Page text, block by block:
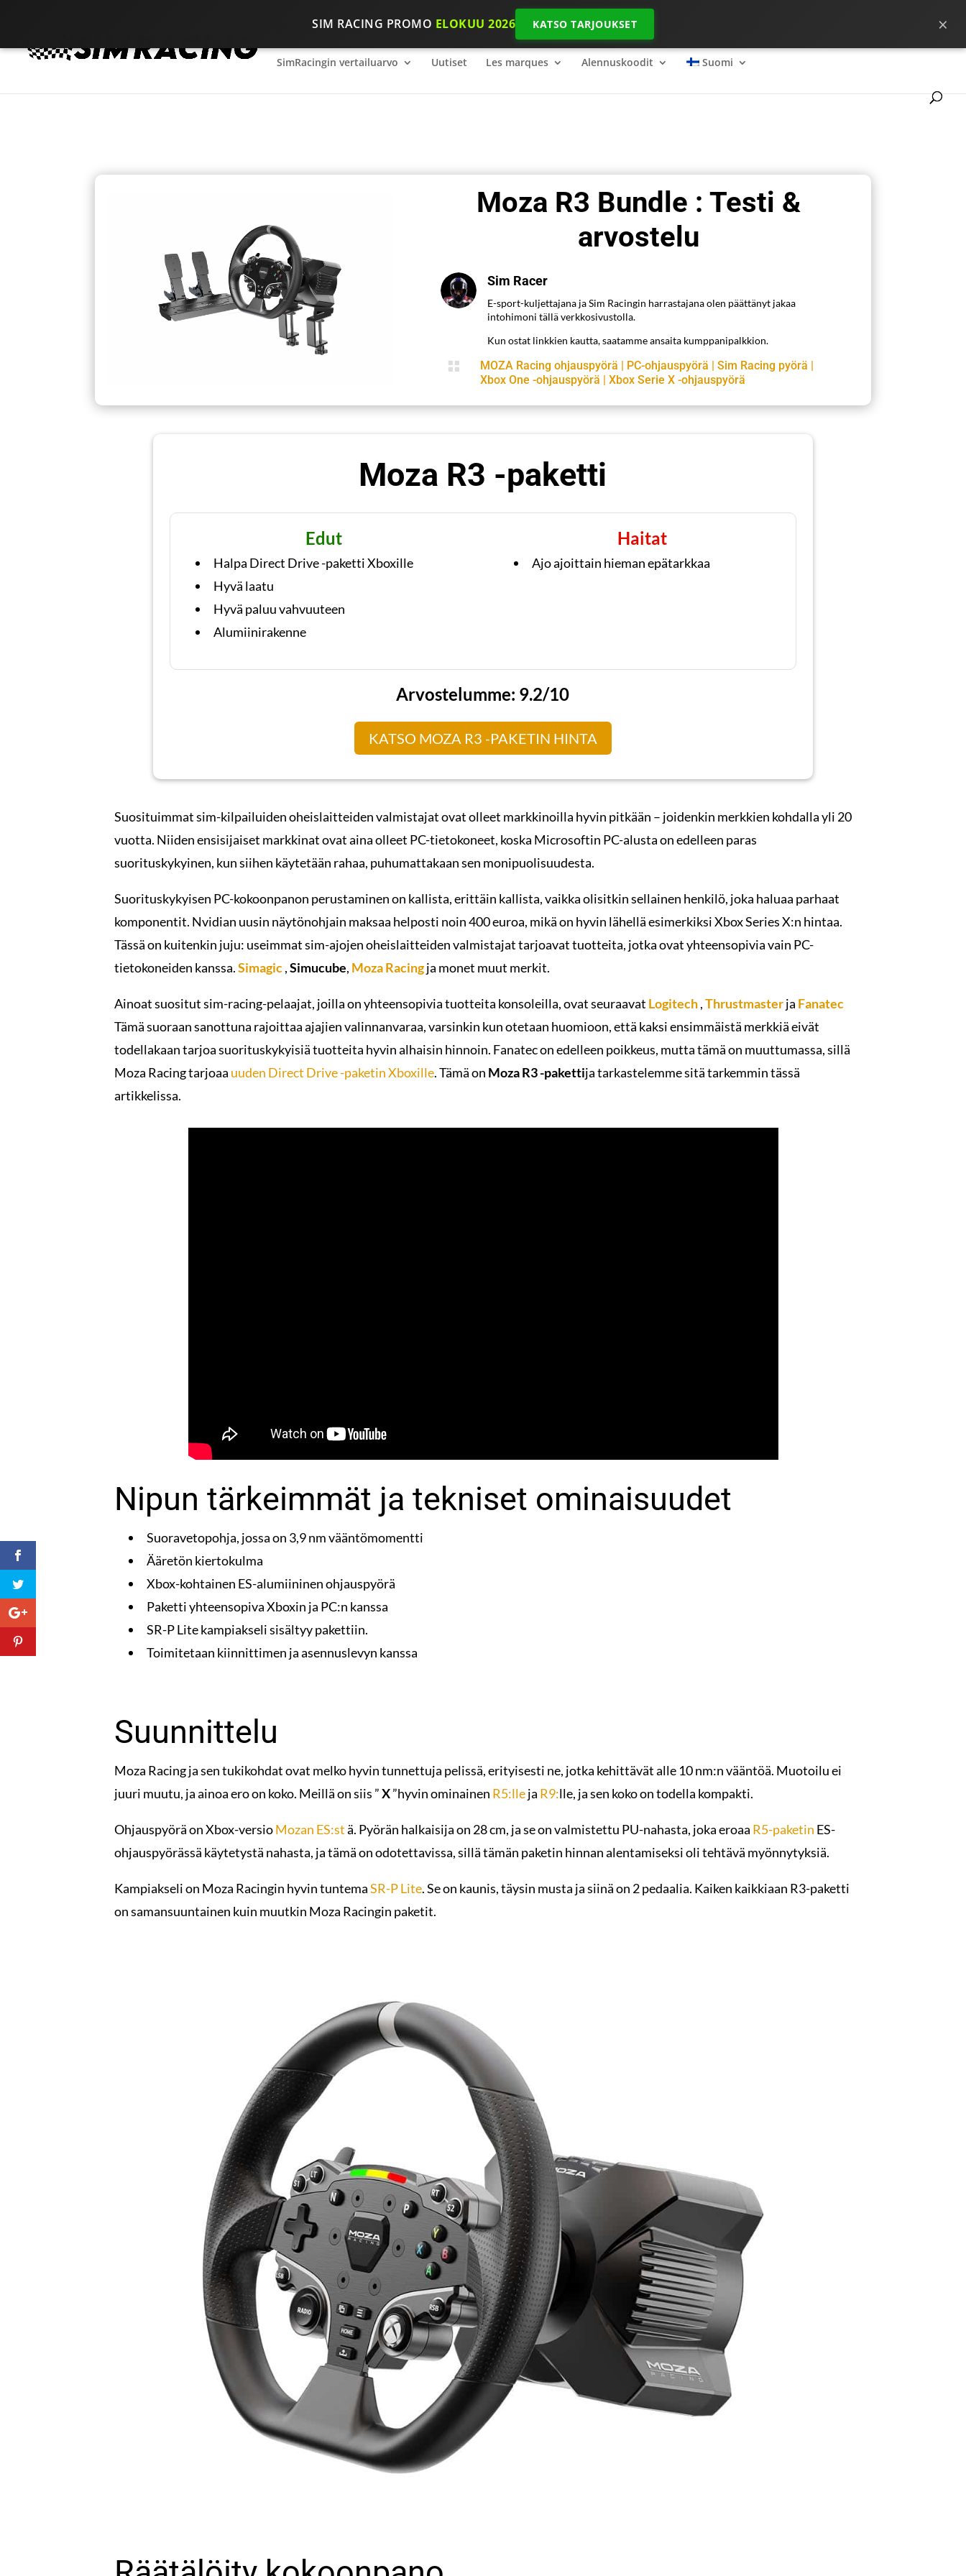
SIM RACING PROMO ELOKUU 2026 KATSO TARJOUKSET ×
SimRacingin vertailuarvo 2026 SimRacing: Mitä varusteita tarvitset, jotta pääset hyvään alkuun ?
SimRacingin vertailuarvo Uutiset Les marques Alennuskoodit Suomi
Moza R3 Bundle : Testi &
arvostelu
Sim Racer
E-sport-kuljettajana ja Sim Racingin harrastajana olen päättänyt jakaa
intohimoni tällä verkkosivustolla.
Kun ostat linkkien kautta, saatamme ansaita kumppanipalkkion.
 MOZA Racing ohjauspyörä PC-ohjauspyörä |Sim Racing pyörä
Xbox One -ohjauspyörä |Xbox Serie X -ohjauspyörä
Moza R3 -paketti
Edut
Halpa Direct Drive -paketti Xboxille
Hyvä laatu
Hyvä paluu vahvuuteen
Alumiinirakenne
Haitat
Ajo ajoittain hieman epätarkkaa
Arvostelumme: 9.2/10
KATSO MOZA R3 -PAKETIN HINTA
Suosituimmat sim-kilpailuiden oheislaitteiden valmistajat ovat olleet markkinoilla hyvin pitkään – joidenkin merkkien kohdalla yli 20
vuotta. Niiden ensisijaiset markkinat ovat aina olleet PC-tietokoneet, koska Microsoftin PC-alusta on edelleen paras
suorituskykyinen, kun siihen käytetään rahaa, puhumattakaan sen monipuolisuudesta.
Suorituskykyisen PC-kokoonpanon perustaminen on kallista, erittäin kallista, vaikka olisitkin sellainen henkilö, joka haluaa parhaat
komponentit. Nvidian uusin näytönohjain maksaa helposti noin 400 euroa, mikä on hyvin lähellä esimerkiksi Xbox Series X:n hintaa.
Tässä on kuitenkin juju: useimmat sim-ajojen oheislaitteiden valmistajat tarjoavat tuotteita, jotka ovat yhteensopivia vain PC-
tietokoneiden kanssa.Simagic,Simucube, MozaRacingja monet muut merkit.
Ainoat suositut sim-racing-pelaajat, joilla on yhteensopivia tuotteita konsoleilla, ovat seuraavat Logitech,Thrustmasterja Fanatec
Tämä suoraan sanottuna rajoittaa ajajien valinnanvaraa, varsinkin kun otetaan huomioon, että kaksi ensimmäistä merkkiä eivät
todellakaan tarjoa suorituskykyisiä tuotteita hyvin alhaisin hinnoin. Fanatec on edelleen poikkeus, mutta tämä on muuttumassa, sillä
Moza Racing tarjoaa uuden Direct Drive -paketin Xboxille. Tämä on Moza R3 -pakettija tarkastelemme sitä tarkemmin tässä
artikkelissa.
Nipun tärkeimmät ja tekniset ominaisuudet
Suoravetopohja, jossa on 3,9 nm vääntömomentti
Ääretön kiertokulma
Xbox-kohtainen ES-alumiininen ohjauspyörä
Paketti yhteensopiva Xboxin ja PC:n kanssa
SR-P Lite kampiakseli sisältyy pakettiin.
Toimitetaan kiinnittimen ja asennuslevyn kanssa
Suunnittelu
Moza Racing ja sen tukikohdat ovat melko hyvin tunnettuja pelissä, erityisesti ne, jotka kehittävät alle 10 nm:n vääntöä. Muotoilu ei
juuri muutu, ja ainoa ero on koko. Meillä on siis ”X”hyvin ominainen R5:lleja R9:lle, ja sen koko on todella kompakti.
Ohjauspyörä on Xbox-versioMozan ES:stä. Pyörän halkaisija on 28 cm, ja se on valmistettu PU-nahasta, joka eroaa R5-paketin ES-
ohjauspyörässä käytetystä nahasta, ja tämä on odotettavissa, sillä tämän paketin hinnan alentamiseksi oli tehtävä myönnytyksiä.
Kampiakseli on Moza Racingin hyvin tuntemaSR-P Lite. Se on kaunis, täysin musta ja siinä on 2 pedaalia. Kaiken kaikkiaan R3-paketti
on samansuuntainen kuin muutkin Moza Racingin paketit.